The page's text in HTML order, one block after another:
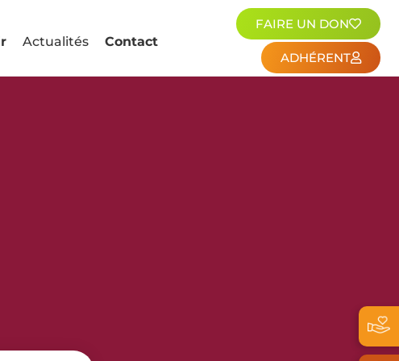
Actualités Contact
FAIRE UN DON
ADHÉRENT